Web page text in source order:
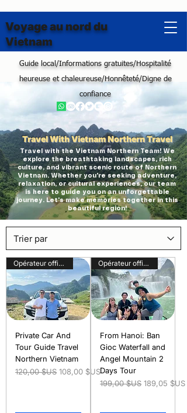
Voyage au nord du
Vietnam
Guide local/Informations gratuites/Hospitalité
heureuse et chaleureuse/Honnêteté/Digne de
confiance
Travel With Vietnam Northern Travel
Travel with the Vietnam Northern Team! We
explore the breathtaking landscapes, rich
culture, and vibrant scenic route of Northern
Vietnam. Whether you're seeking adventure,
relaxation, or cultural experiences, our team
is here to guide you on an unforgettable
journey. Let's make memories together in this
beautiful region!
Opérateur officiel
Private Car And
Tour Guide Travel
Northern Vietnam
Prix original
120,00 $US Prix promotionnel
108,00 $US
Opérateur officiel
From Hanoi: Ban
Gioc Waterfall and
Angel Mountain 2
Days Tour
Prix original
199,00 $US Prix
189,05 $US